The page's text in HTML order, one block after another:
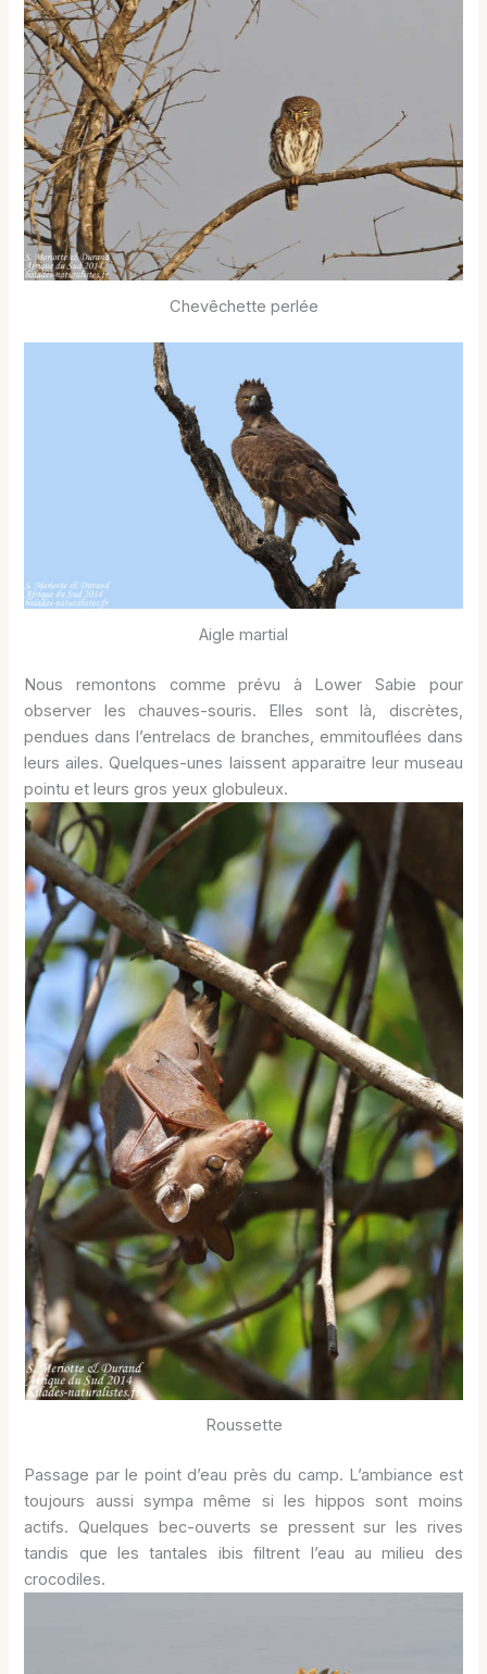
Chevêchette perlée
Aigle martial
Nous remontons comme prévu à Lower Sabie pour
observer les chauves-souris. Elles sont là, discrètes,
pendues dans l’entrelacs de branches, emmitouflées dans
leurs ailes. Quelques-unes laissent apparaitre leur museau
pointu et leurs gros yeux globuleux.
Roussette
Passage par le point d’eau près du camp. L’ambiance est
toujours aussi sympa même si les hippos sont moins
actifs. Quelques bec-ouverts se pressent sur les rives
tandis que les tantales ibis filtrent l’eau au milieu des
crocodiles.